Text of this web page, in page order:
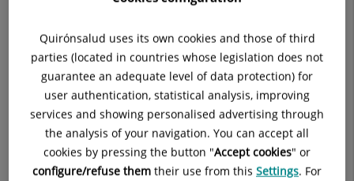
1 Sala de ecografía.
Sala de fisioterapia de 70 m2.
Laboratorio deanálisis clínicos.
Clínica dentalcon2 boxes.
Quirónsalud uses its own cookies and those of third
parties (located in countries whose legislation does not
guarantee an adequate level of data protection) for
user authentication, statistical analysis, improving
services and showing personalised advertising through
the analysis of your navigation. You can accept all
cookies by pressing the button "Accept cookies" or
configure/refuse them their use from this Settings. For